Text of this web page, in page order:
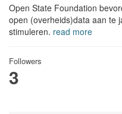
Open State Foundation
open (overheids)data aan te
stimuleren. read more
Followers
3